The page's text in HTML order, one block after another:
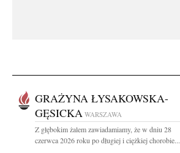
GRAŻYNA ŁYSAKOWSKA-
GĘSICKA WARSZAWA
Z głębokim żalem zawiadamiamy, że w dniu 28
czerwca 2026 roku po długiej i ciężkiej chorobie...